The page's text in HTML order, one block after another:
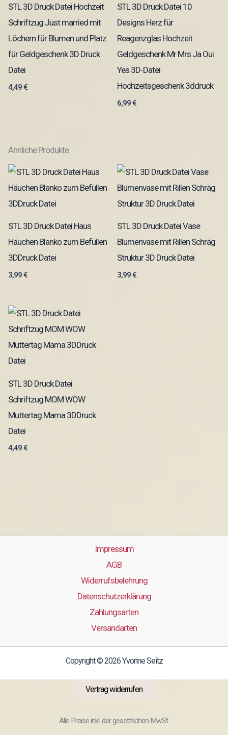
STL 3D Druck Datei Hochzeit
Schriftzug Just married mit
Löchern für Blumen und Platz
für Geldgeschenk 3D Druck
Datei
4,49€
STL 3D Druck Datei 10
Designs Herz für
Reagenzglas Hochzeit
Geldgeschenk Mr Mrs Ja Oui
Yes 3D-Datei
Hochzeitsgeschenk 3ddruck
6,99€
Ähnliche Produkte
STL 3D Druck Datei Haus
Häuchen Blanko zum Befüllen
3DDruck Datei
3,99€
STL 3D Druck Datei Vase
Blumenvase mit Rillen Schräg
Struktur 3D Druck Datei
3,99€
STL 3D Druck Datei
Schriftzug MOM WOW
Muttertag Mama 3DDruck
Datei
4,49€
Impressum
AGB
Widerrufsbelehrung
Datenschutzerklärung
Zahlungsarten
Versandarten
Copyright © 2026 Yvonne Seitz
Vertrag widerrufen
Alle Preise inkl. der gesetzlichen MwSt.